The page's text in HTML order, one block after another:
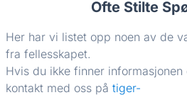
Ofte Stilte
Her har vi listet opp noen av de
fra fellesskapet.
Hvis du ikke finner
kontakt med oss på tiger-